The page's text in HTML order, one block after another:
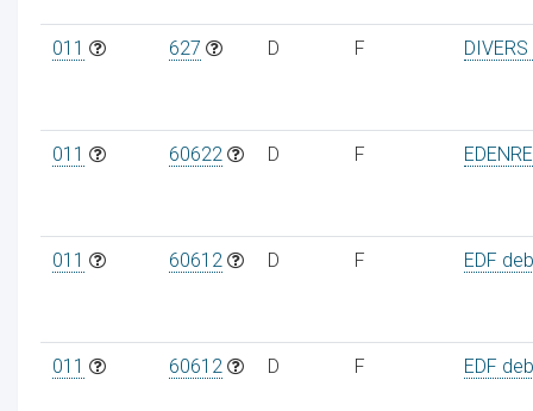
011 627 D F
011 60622 D F
011 60612 D F EDF
011 60612 D F EDF